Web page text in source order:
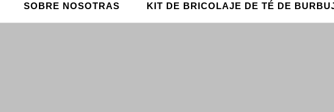
SOBRE NOSOTRAS KIT DE BRICOLAJE DE TÉ DE